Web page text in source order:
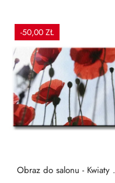
-50,00 ZŁ
Obraz do salonu - Kwiaty -